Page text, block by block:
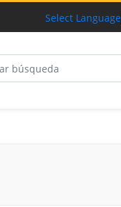
Select Language